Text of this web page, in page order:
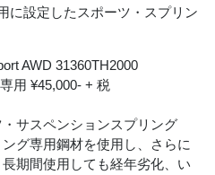
に設定したスポーツ・スプリン
AWD 31360TH2000
用 ¥45,000- + 税
サスペンションスプリング
グ専用鋼材を使用し、さらに
期間使用しても経年劣化、い